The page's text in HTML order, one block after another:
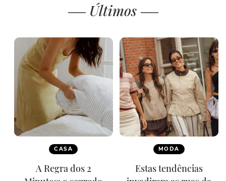
Últimos
CASA
A Regra dos 2
MODA
Estas tendências